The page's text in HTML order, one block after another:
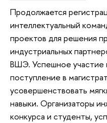
Продолжается
интеллектуальный
проектов для решения
индустриальных
ВШЭ. Успешное участие
поступление в
усовершенствовать
навыки. Организаторы
конкурса и студенты,